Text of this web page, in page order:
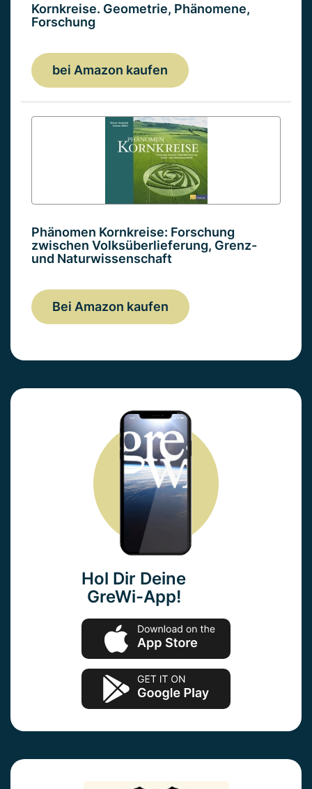
Kornkreise. Geometrie, Phänomene,
Forschung
bei Amazon kaufen
Phänomen Kornkreise: Forschung
zwischen Volksüberlieferung, Grenz-
und Naturwissenschaft
Bei Amazon kaufen
Hol Dir Deine
GreWi-App!